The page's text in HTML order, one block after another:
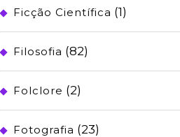
Ficção Científica (1)
Filosofia (82)
Folclore (2)
Fotografia (23)